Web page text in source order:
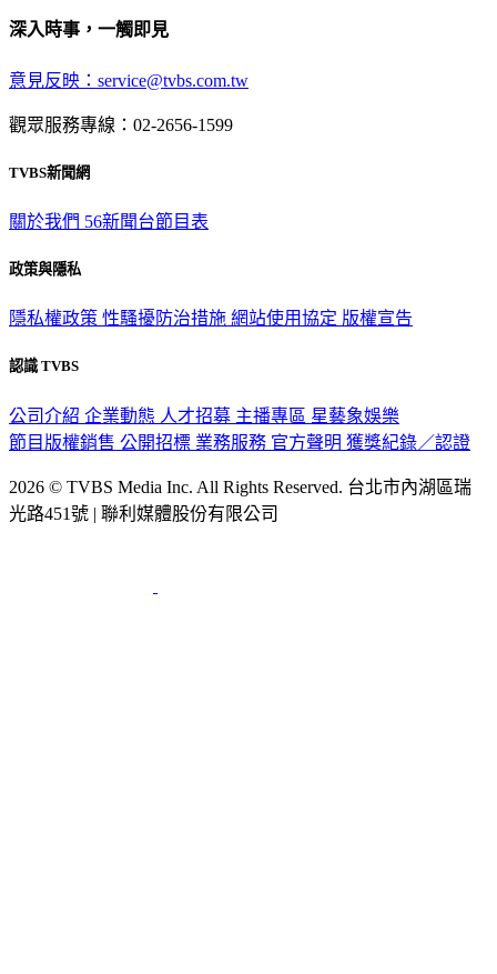
深入時事，一觸即見
意見反映：service@tvbs.com.tw
觀眾服務專線：02-2656-1599
TVBS新聞網
關於我們 56新聞台節目表
政策與隱私
隱私權政策 性騷擾防治措施 網站使用協定 版權宣告
認識 TVBS
公司介紹 企業動態 人才招募 主播專區 星藝象娛樂
節目版權銷售 公開招標 業務服務 官方聲明 獲獎紀錄／認證
2026 © TVBS Media Inc. All Rights Reserved. 台北市內湖區瑞
光路451號 | 聯利媒體股份有限公司